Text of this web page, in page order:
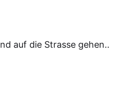
auf die Strasse gehen..